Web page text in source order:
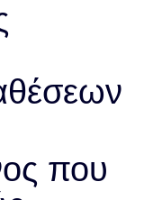
που